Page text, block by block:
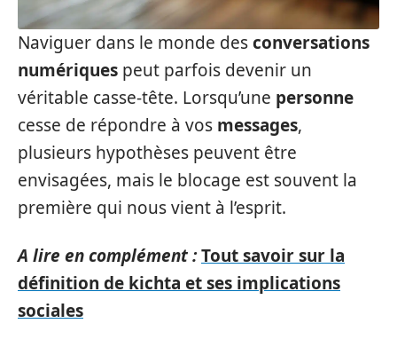
Naviguer dans le monde desconversations
numériques peut parfois devenir un
véritable casse-tête. Lorsqu’une personne
cesse de répondre à vos messages,
plusieurs hypothèses peuvent être
envisagées, mais le blocage est souvent la
première qui nous vient à l’esprit.
A lire en complément :Tout savoir sur la
définition de kichta et ses implications
sociales